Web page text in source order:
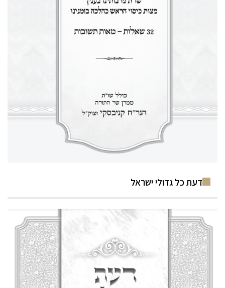
דעת כל גדולי ישראל